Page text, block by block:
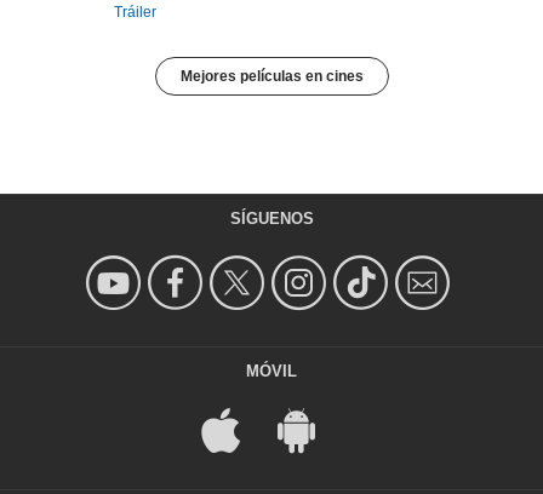
Tráiler
Mejores películas en cines
SÍGUENOS
MÓVIL